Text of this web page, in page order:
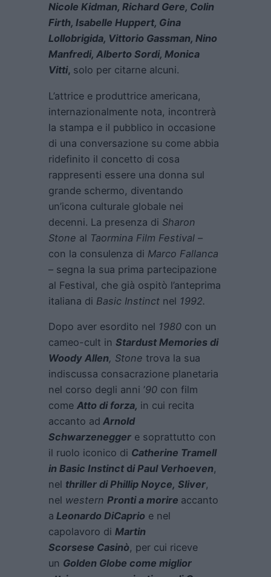
Nicole Kidman, Richard Gere, Colin
Firth, Isabelle Huppert, Gina
Lollobrigida, Vittorio Gassman, Nino
Manfredi, Alberto Sordi, Monica
Vitti, solo per citarne alcuni.
L’attrice e produttrice americana,
internazionalmente nota, incontrerà
la stampa e il pubblico in occasione
di una conversazione su come abbia
ridefinito il concetto di cosa
rappresenti essere una donna sul
grande schermo, diventando
un’icona culturale globale nei
decenni. La presenza di Sharon
Stone al Taormina Film Festival –
con la consulenza di Marco Fallanca
– segna la sua prima partecipazione
al Festival, che già ospitò l’anteprima
italiana di Basic Instinct nel 1992.
Dopo aver esordito nel 1980 con un
cameo-cult in Stardust Memories di
Woody Allen, Stone trova la sua
indiscussa consacrazione planetaria
nel corso degli anni ’90 con film
come Atto di forza, in cui recita
accanto ad Arnold
Schwarzenegger e soprattutto con
il ruolo iconico di Catherine Tramell
in Basic Instinct di Paul Verhoeven,
nel thriller di Phillip Noyce, Sliver,
nel western Pronti a morire accanto
a Leonardo DiCaprio e nel
capolavoro di Martin
Scorsese Casinò, per cui riceve
un Golden Globe come miglior